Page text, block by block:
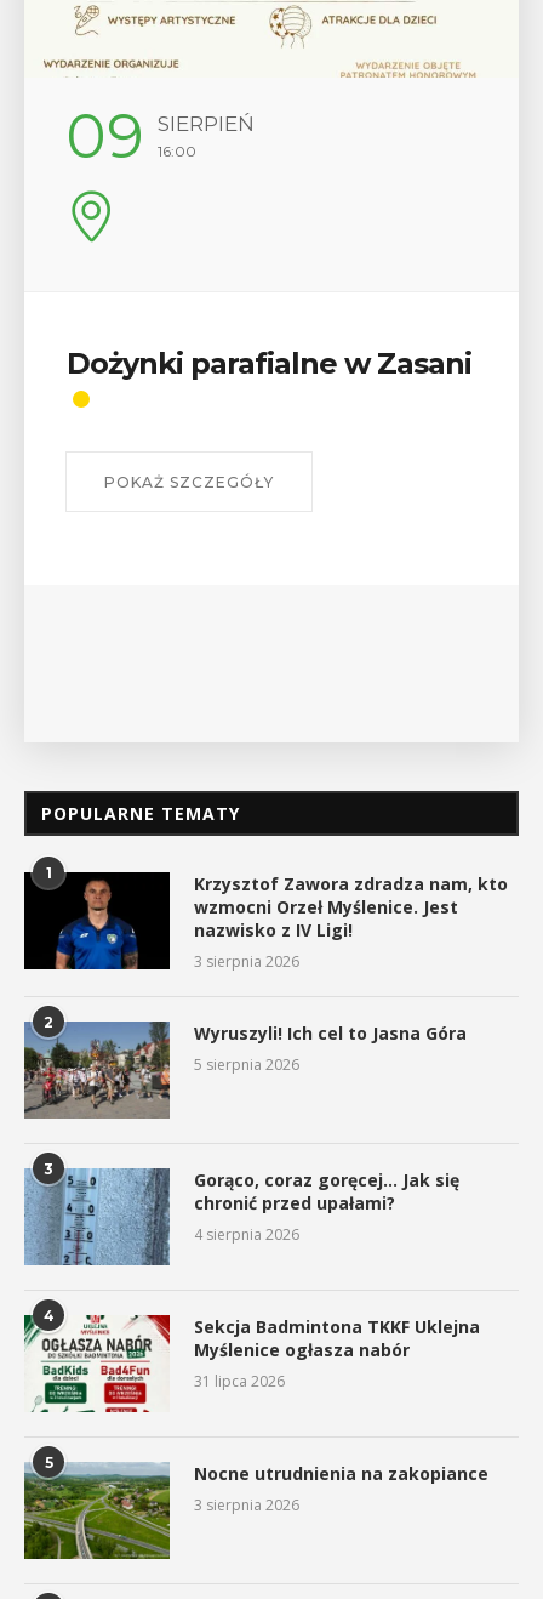
09 SIERPIEŃ
16:00
Dożynki parafialne w Zasani
POKAŻ SZCZEGÓŁY
POPULARNE TEMATY
1
Krzysztof Zawora zdradza nam, kto
wzmocni Orzeł Myślenice. Jest
nazwisko z IV Ligi!
3 sierpnia 2026
2 Wyruszyli! Ich cel to Jasna Góra
5 sierpnia 2026
3
Gorąco, coraz goręcej… Jak się
chronić przed upałami?
4 sierpnia 2026
4
Sekcja Badmintona TKKF Uklejna
Myślenice ogłasza nabór
31 lipca 2026
5 Nocne utrudnienia na zakopiance
3 sierpnia 2026